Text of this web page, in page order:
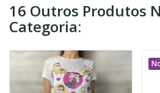
16 Outros Produtos
Categoria: